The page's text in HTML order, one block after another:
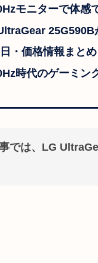
モニターで体感
25G590B
・価格情報まとめ
時代のゲーミン
では、LG